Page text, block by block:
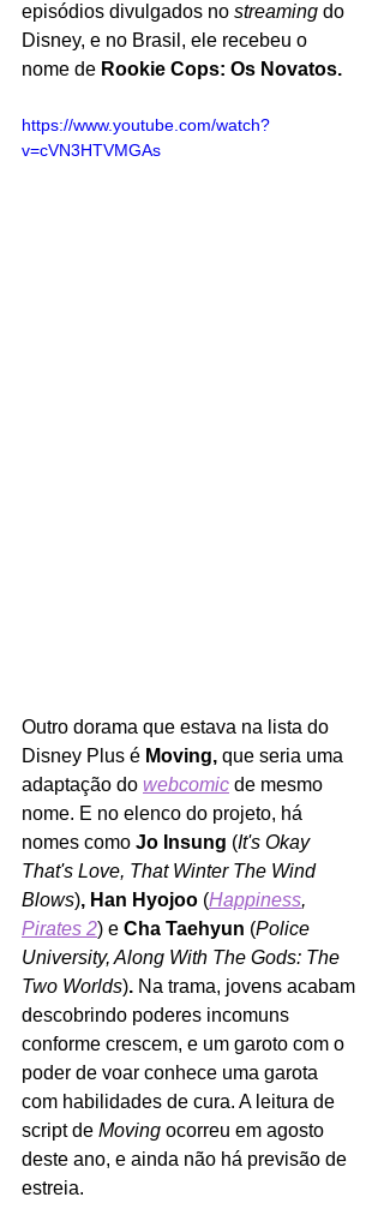
episódios divulgados no streaming do
Disney, e no Brasil, ele recebeu o
nome de Rookie Cops: Os Novatos.
https://www.youtube.com/watch?
v=cVN3HTVMGAs
Outro dorama que estava na lista do
Disney Plus é Moving, que seria uma
adaptação do webcomic de mesmo
nome. E no elenco do projeto, há
nomes como Jo Insung (It's Okay
That's Love, That Winter The Wind
Blows), Han Hyojoo (Happiness,
Pirates 2) e Cha Taehyun (Police
University, Along With The Gods: The
Two Worlds). Na trama, jovens acabam
descobrindo poderes incomuns
conforme crescem, e um garoto com o
poder de voar conhece uma garota
com habilidades de cura. A leitura de
script de Moving ocorreu em agosto
deste ano, e ainda não há previsão de
estreia.